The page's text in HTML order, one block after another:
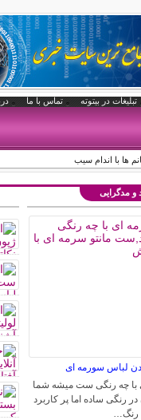
تبلیغات در بیتوته تماس با ما
ها با اندام سیب
و مدگرایی
لباس سورمه ای
با چه رنگی ست میشه شما
در رنگی ساده اما پر کاربرد
رنگ…